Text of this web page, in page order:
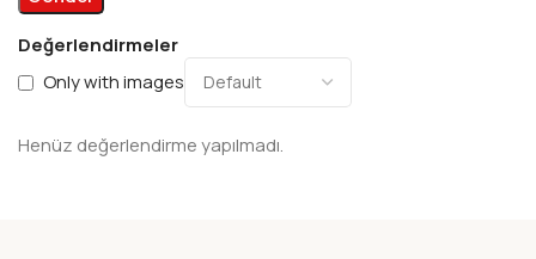
Değerlendirmeler
Only with images
Henüz değerlendirme yapılmadı.